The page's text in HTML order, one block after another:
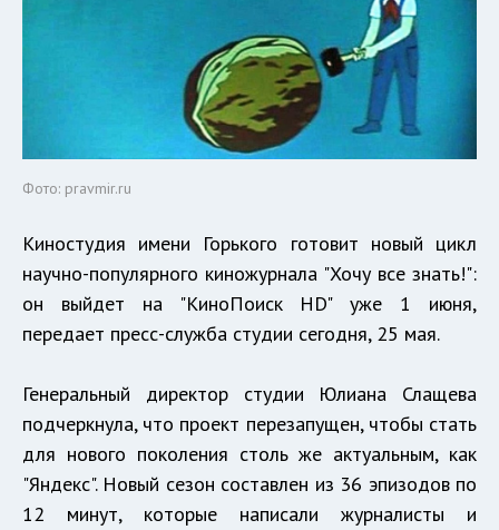
Фото: pravmir.ru
Киностудия имени Горького готовит новый цикл
научно-популярного киножурнала "Хочу все знать!":
он выйдет на "КиноПоиск HD" уже 1 июня,
передает пресс-служба студии сегодня, 25 мая.
Генеральный директор студии Юлиана Слащева
подчеркнула, что проект перезапущен, чтобы стать
для нового поколения столь же актуальным, как
"Яндекс". Новый сезон составлен из 36 эпизодов по
12 минут, которые написали журналисты и